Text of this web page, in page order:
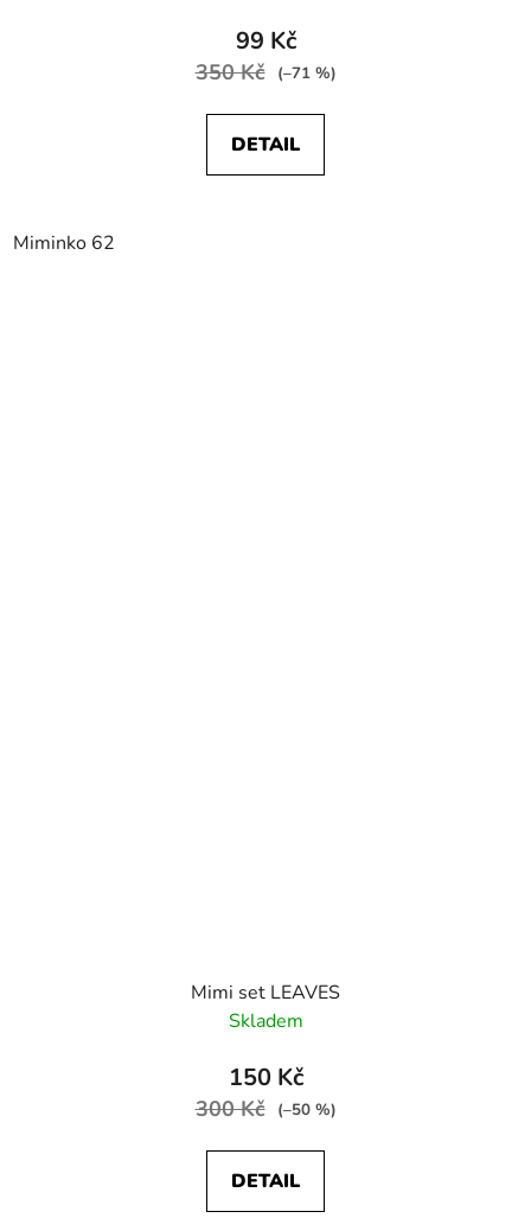
99 Kč
350 Kč (–71 %)
DETAIL
Miminko 62
Mimi set LEAVES
Skladem
150 Kč
300 Kč (–50 %)
DETAIL